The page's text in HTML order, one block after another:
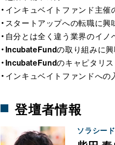
・インキュベイトファンド主
・スタートアップへの転職に興
・自分とは全く違う業界のイ
・IncubateFundの取り組みに
・IncubateFundのキャピタリ
・インキュベイトファンドへ
登壇者情報
ソラシー